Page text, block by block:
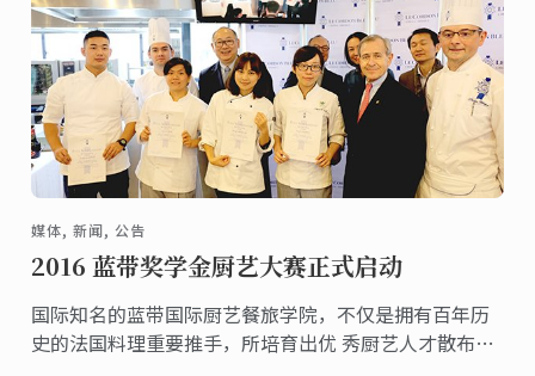
媒体, 新闻, 公告
2016 蓝带奖学金厨艺大赛正式启动
国际知名的蓝带国际厨艺餐旅学院，不仅是拥有百年历
史的法国料理重要推手，所培育出优 秀厨艺人才散布世